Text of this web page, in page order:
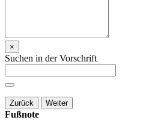
×
Suchen in der Vorschrift
Zurück Weiter
Fußnote